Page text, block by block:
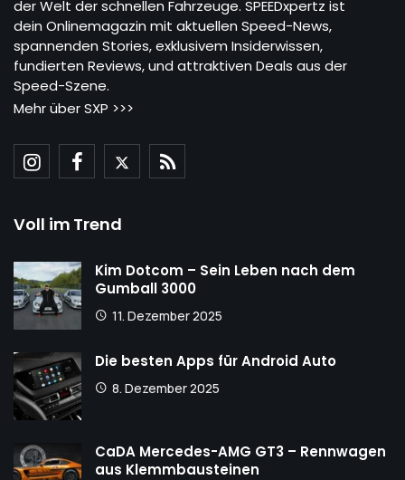
der Welt der schnellen Fahrzeuge. SPEEDxpertz ist
dein Onlinemagazin mit aktuellen Speed-News,
spannenden Stories, exklusivem Insiderwissen,
fundierten Reviews, und attraktiven Deals aus der
Speed-Szene.
Mehr über SXP >>>
Voll im Trend
Kim Dotcom – Sein Leben nach dem
Gumball 3000
11. Dezember 2025
Die besten Apps für Android Auto
8. Dezember 2025
CaDA Mercedes-AMG GT3 – Rennwagen
aus Klemmbausteinen